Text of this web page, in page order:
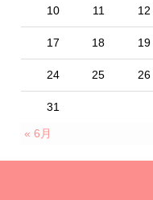
10 11 12
17 18 19
24 25 26
31
« 6月